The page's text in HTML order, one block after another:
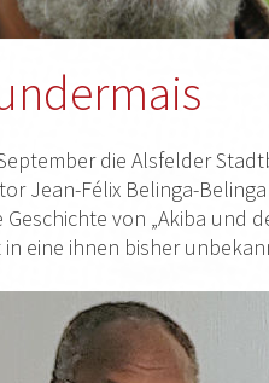
die Alsfelder
Jean-Félix Belinga-
von „Akiba und
eine ihnen bisher